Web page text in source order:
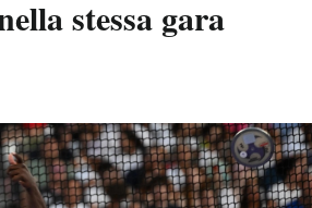
Altrecose
stessa gara